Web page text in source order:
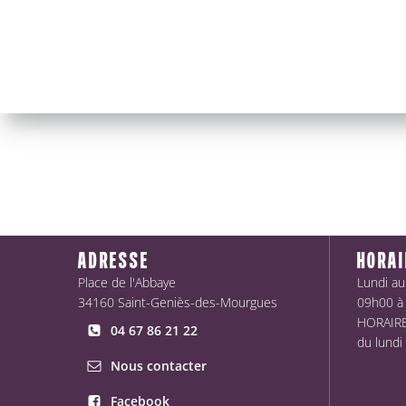
ADRESSE
Place de l'Abbaye
34160 Saint-Geniès-des-Mourgues
04 67 86 21 22
Nous contacter
Facebook
Lundi
09h00
du lundi